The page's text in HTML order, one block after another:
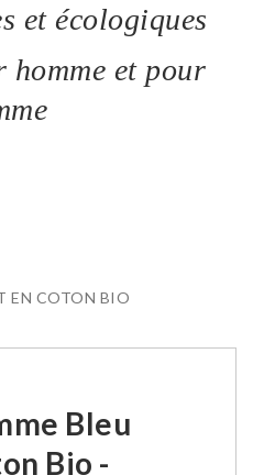
et écologiques
homme et pour
EN COTON BIO
Bleu
Bio -